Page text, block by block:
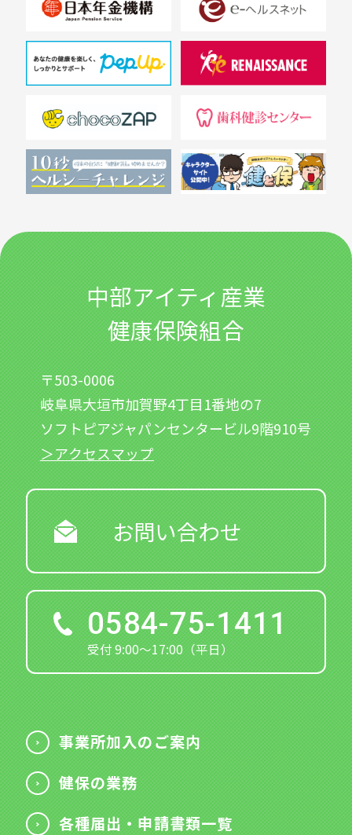
中部アイティ産業
健康保険組合
〒503-0006
岐阜県大垣市加賀野4丁目1番地の7
ソフトピアジャパンセンタービル9階910号
＞アクセスマップ
お問い合わせ
0584-75-1411
受付 9:00～17:00（平日）
事業所加入のご案内
健保の業務
各種届出・申請書類一覧